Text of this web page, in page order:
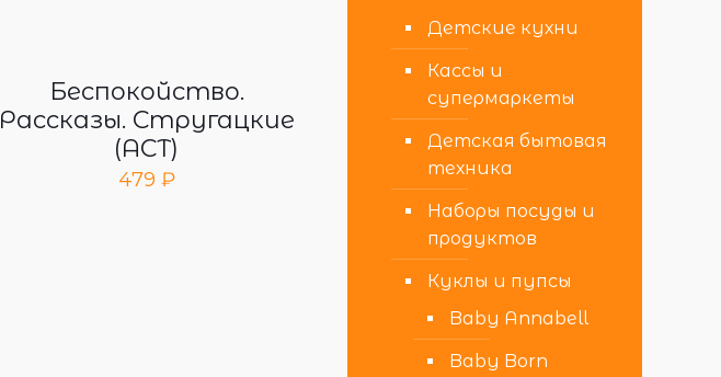
Беспокойство.
Рассказы. Стругацкие
(АСТ)
479 ₽
Детские кухни
Кассы и
супермаркеты
Детская бытовая
техника
Наборы посуды и
продуктов
Куклы и пупсы
Baby Annabell
Baby Born